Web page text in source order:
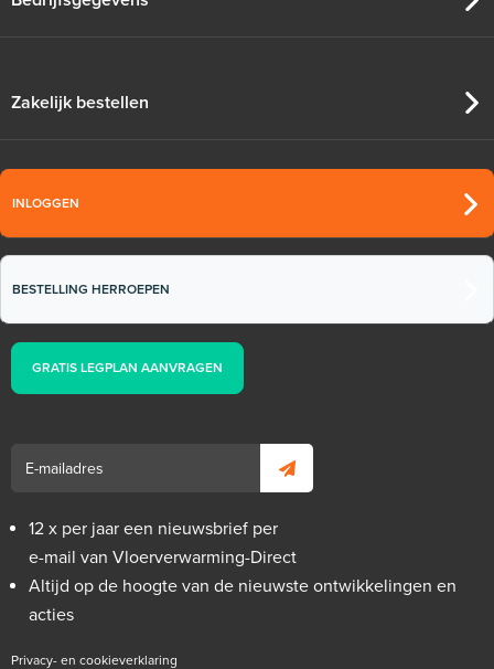
Zakelijk bestellen
INLOGGEN
BESTELLING HERROEPEN
GRATIS LEGPLAN AANVRAGEN
12 x per jaar een nieuwsbrief per
e-mail van Vloerverwarming-Direct
Altijd op de hoogte van de nieuwste ontwikkelingen en
acties
Privacy- en cookieverklaring